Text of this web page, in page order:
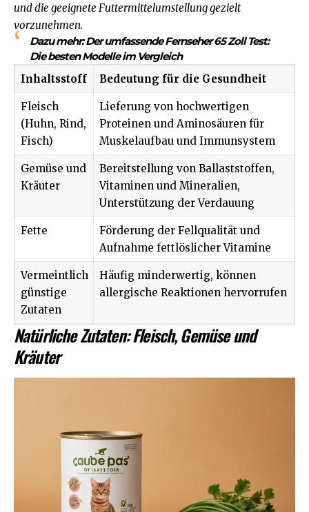
und die geeignete Futtermittelumstellung gezielt
vorzunehmen.
Dazu mehr:Der umfassende Fernseher 65 Zoll Test:
Die besten Modelle im Vergleich
Inhaltsstoff
Bedeutung für die Gesundheit
Fleisch
(Huhn, Rind,
Fisch)
Lieferung von hochwertigen
Proteinen und Aminosäuren für
Muskelaufbau und Immunsystem
Gemüse und
Kräuter
Bereitstellung von Ballaststoffen,
Vitaminen und Mineralien,
Unterstützung der Verdauung
Fette
Förderung der Fellqualität und
Aufnahme fettlöslicher Vitamine
Vermeintlich
günstige
Zutaten
Häufig minderwertig, können
allergische Reaktionen hervorrufen
Natürliche Zutaten: Fleisch, Gemüse und
Kräuter